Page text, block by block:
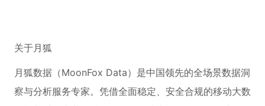
关于月狐
月狐数据（MoonFox Data）是中国领先的全场景数据洞
察与分析服务专家。凭借全面稳定、安全合规的移动大数